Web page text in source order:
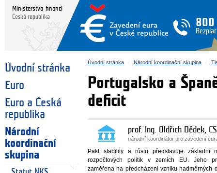
Ministerstvo financí
Česká republika
800
Úvodní stránka
Euro
Euro a Česká
republika
Národní
koordinační
skupina
Úvodní stránka Národní koordinační skupina
Portugalsko a
deficit
prof. Ing. Oldřich Dědek,
národní koordinátor pro zavedení
Pakt stability a růstu představuje základní
rozpočtových politik v zemích EU. Jeho
zaměřena na předcházení vzniku nadměrných